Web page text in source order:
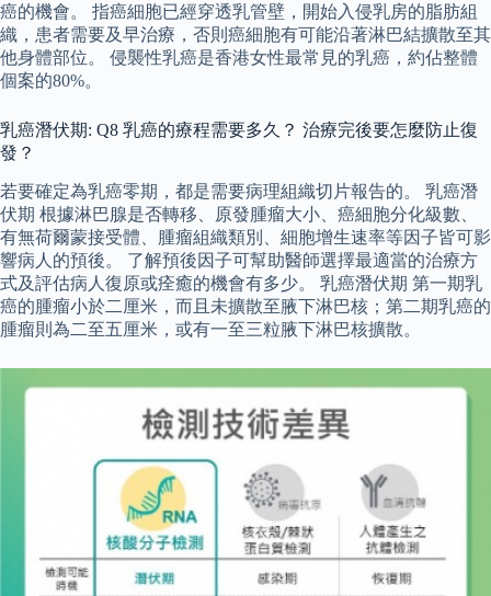
癌的機會。 指癌細胞已經穿透乳管壁，開始入侵乳房的脂肪組
織，患者需要及早治療，否則癌細胞有可能沿著淋巴結擴散至其
他身體部位。 侵襲性乳癌是香港女性最常見的乳癌，約佔整體
個案的80%。
乳癌潛伏期: Q8 乳癌的療程需要多久？ 治療完後要怎麼防止復
發？
若要確定為乳癌零期，都是需要病理組織切片報告的。 乳癌潛
伏期 根據淋巴腺是否轉移、原發腫瘤大小、癌細胞分化級數、
有無荷爾蒙接受體、腫瘤組織類別、細胞增生速率等因子皆可影
響病人的預後。 了解預後因子可幫助醫師選擇最適當的治療方
式及評估病人復原或痊癒的機會有多少。 乳癌潛伏期 第一期乳
癌的腫瘤小於二厘米，而且未擴散至腋下淋巴核；第二期乳癌的
腫瘤則為二至五厘米，或有一至三粒腋下淋巴核擴散。